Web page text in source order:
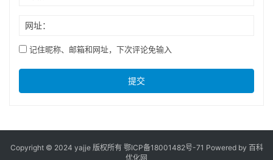
网址：
记住昵称、邮箱和网址，下次评论免输入
提交
Copyright © 2024 yajje 版权所有鄂ICP备18001482号-71 Powered by 百科
优化网